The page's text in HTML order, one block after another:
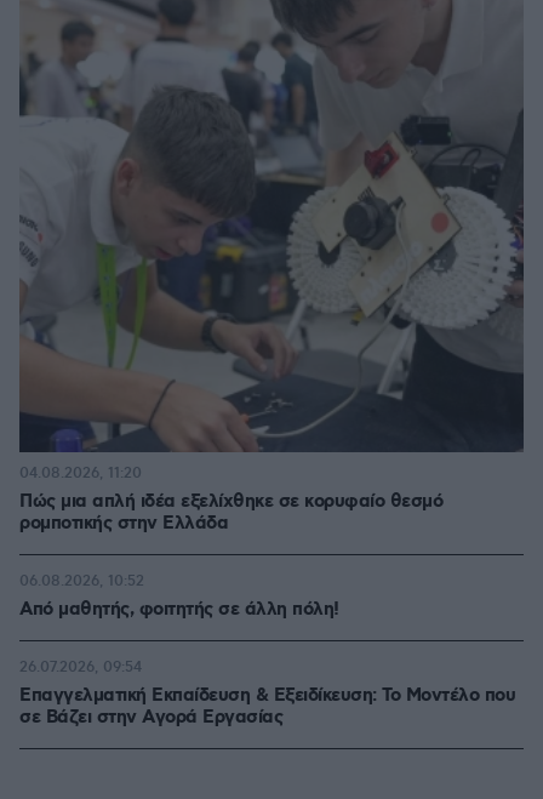
Πώς μια απλή ιδέα εξελίχθηκε σε κορυφαίο θεσμό
ρομποτικής στην Ελλάδα
04.08.2026, 11:20
Από μαθητής, φοιτητής σε άλλη πόλη!
06.08.2026, 10:52
Επαγγελματική Εκπαίδευση & Εξειδίκευση: Το Mοντέλο που
σε Bάζει στην Aγορά Eργασίας
26.07.2026, 09:54